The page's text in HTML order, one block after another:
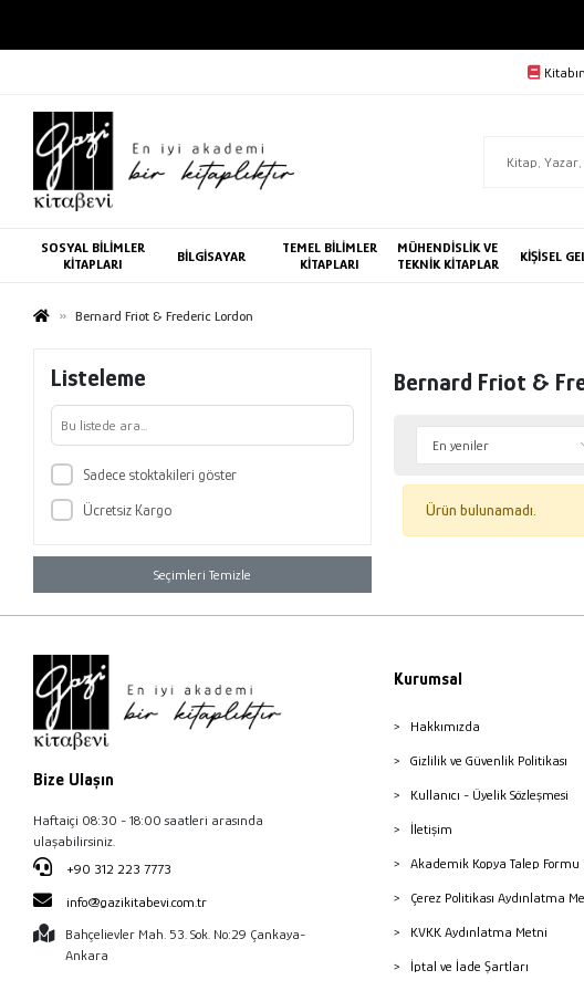
SOSYAL BİLİMLER
KİTAPLARI
BİLGİSAYAR
TEMEL BİLİMLER
KİTAPLARI
MÜHENDİSLİK VE
TEKNİK KİTAPLAR
KİŞİSEL
Bernard Friot & Frederic Lordon
Listeleme
Sadece stoktakileri göster
Ücretsiz Kargo
Seçimleri Temizle
Bernard Friot &
Ürün bulunamadı.
Bize Ulaşın
Haftaiçi 08:30 - 18:00 saatleri arasında
ulaşabilirsiniz.
+90 312 223 7773
info@gazikitabevi.com.tr
Bahçelievler Mah. 53. Sok. No:29 Çankaya-
Ankara
Kurumsal
Hakkımızda
Gizlilik ve Güvenlik Politikası
Kullanıcı - Üyelik Sözleşmesi
İletişim
Akademik Kopya Talep Formu
Çerez Politikası Aydınlatma
KVKK Aydınlatma Metni
İptal ve İade Şartları